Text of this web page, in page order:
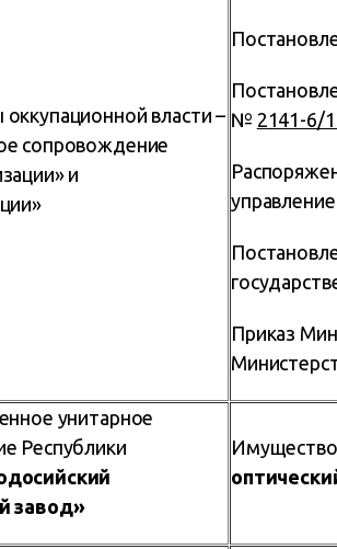
власти –
сопровождение
и
№ 2141-6/
Приказ
унитарное
Республики
завод»
Имущество